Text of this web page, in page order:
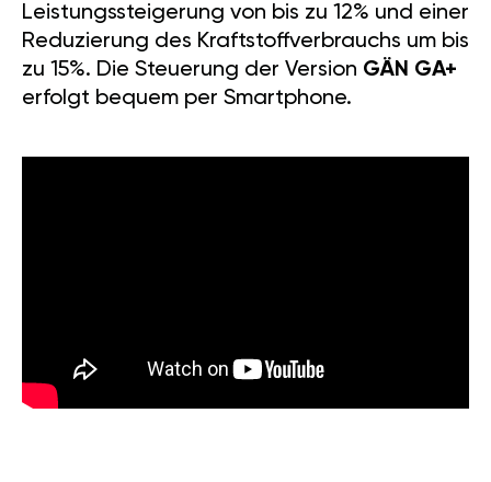
Leistungssteigerung von bis zu 12% und einer
Reduzierung des Kraftstoffverbrauchs um bis
zu 15%. Die Steuerung der Version GÄN GA+
erfolgt bequem per Smartphone.